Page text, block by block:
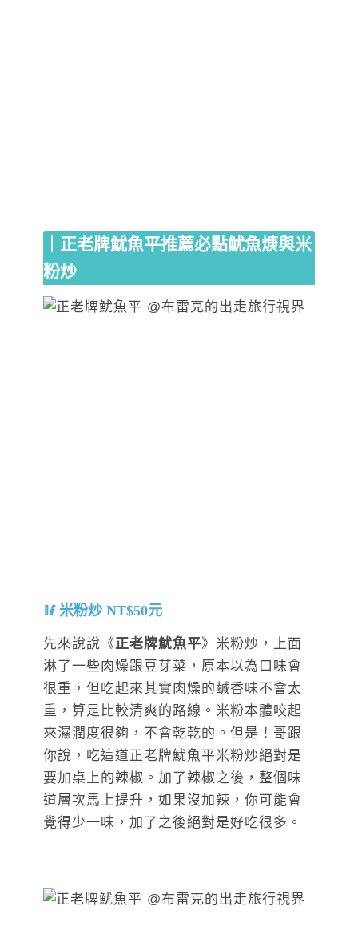
｜正老牌魷魚平推薦必點魷魚焿與米
粉炒
米粉炒 NT$50元
先來說說《正老牌魷魚平》米粉炒，上面
淋了一些肉燥跟豆芽菜，原本以為口味會
很重，但吃起來其實肉燥的鹹香味不會太
重，算是比較清爽的路線。米粉本體咬起
來濕潤度很夠，不會乾乾的。但是！哥跟
你說，吃這道正老牌魷魚平米粉炒絕對是
要加桌上的辣椒。加了辣椒之後，整個味
道層次馬上提升，如果沒加辣，你可能會
覺得少一味，加了之後絕對是好吃很多。